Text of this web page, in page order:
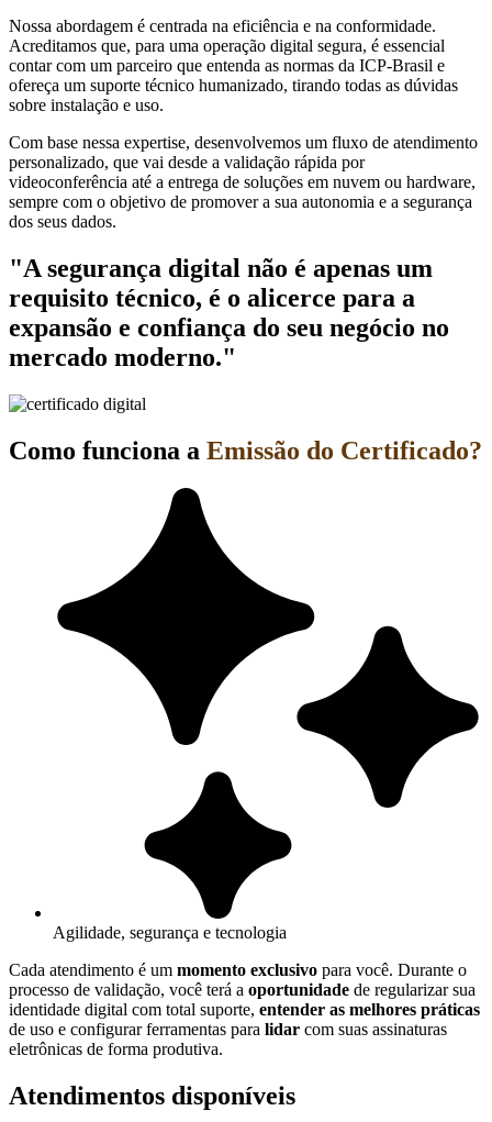
Nossa abordagem é centrada na eficiência e na conformidade.
Acreditamos que, para uma operação digital segura, é essencial
contar com um parceiro que entenda as normas da ICP-Brasil e
ofereça um suporte técnico humanizado, tirando todas as dúvidas
sobre instalação e uso.
Com base nessa expertise, desenvolvemos um fluxo de atendimento
personalizado, que vai desde a validação rápida por
videoconferência até a entrega de soluções em nuvem ou hardware,
sempre com o objetivo de promover a sua autonomia e a segurança
dos seus dados.
"A segurança digital não é apenas um
requisito técnico, é o alicerce para a
expansão e confiança do seu negócio no
mercado moderno."
Como funciona a Emissão do Certificado?
Agilidade, segurança e tecnologia
Cada atendimento é um momento exclusivo para você. Durante o
processo de validação, você terá a oportunidade de regularizar sua
identidade digital com total suporte, entender as melhores práticas
de uso e configurar ferramentas para lidar com suas assinaturas
eletrônicas de forma produtiva.
Atendimentos disponíveis